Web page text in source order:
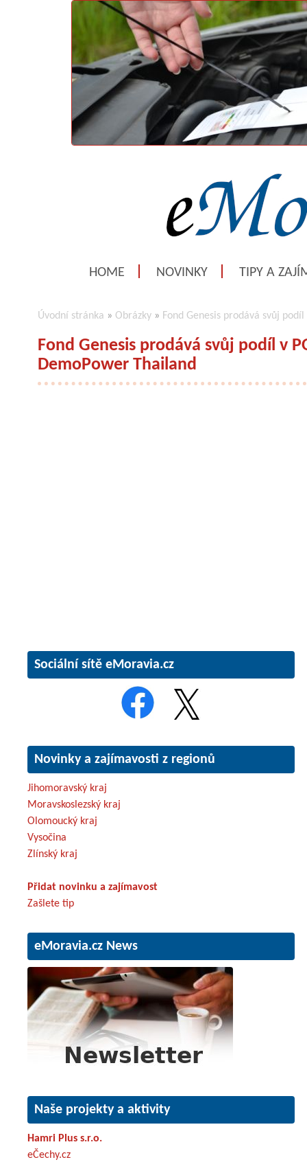
HOME NOVINKY TIPY A
Úvodní stránka » Obrázky » Fond Genesis prodává svůj
Fond Genesis prodává svůj podíl v
DemoPower Thailand
Sociální sítě eMoravia.cz
Novinky a zajímavosti z regionů
Jihomoravský kraj
Moravskoslezský kraj
Olomoucký kraj
Vysočina
Zlínský kraj
Přidat novinku a zajímavost
Zašlete tip
eMoravia.cz News
Naše projekty a aktivity
Hamri Plus s.r.o.
eČechy.cz